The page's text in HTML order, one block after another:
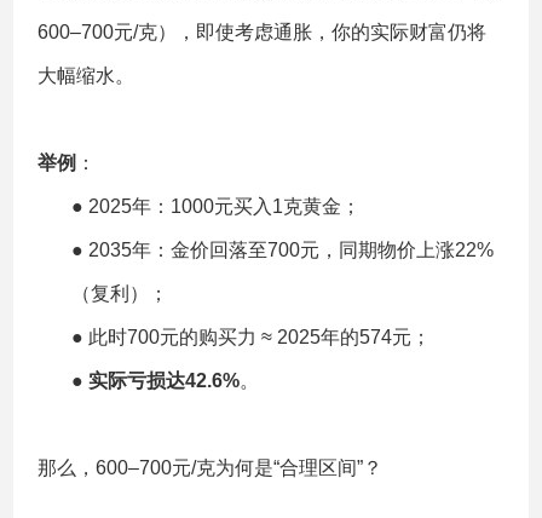
600–700元/克），即使考虑通胀，你的实际财富仍将
大幅缩水。
举例 ：
● 2025年：1000元买入1克黄金；
● 2035年：金价回落至700元，同期物价上涨22%
（复利）；
● 此时700元的购买力 ≈ 2025年的574元；
● 实际亏损达42.6%。
那么，600–700元/克为何是“合理区间”？